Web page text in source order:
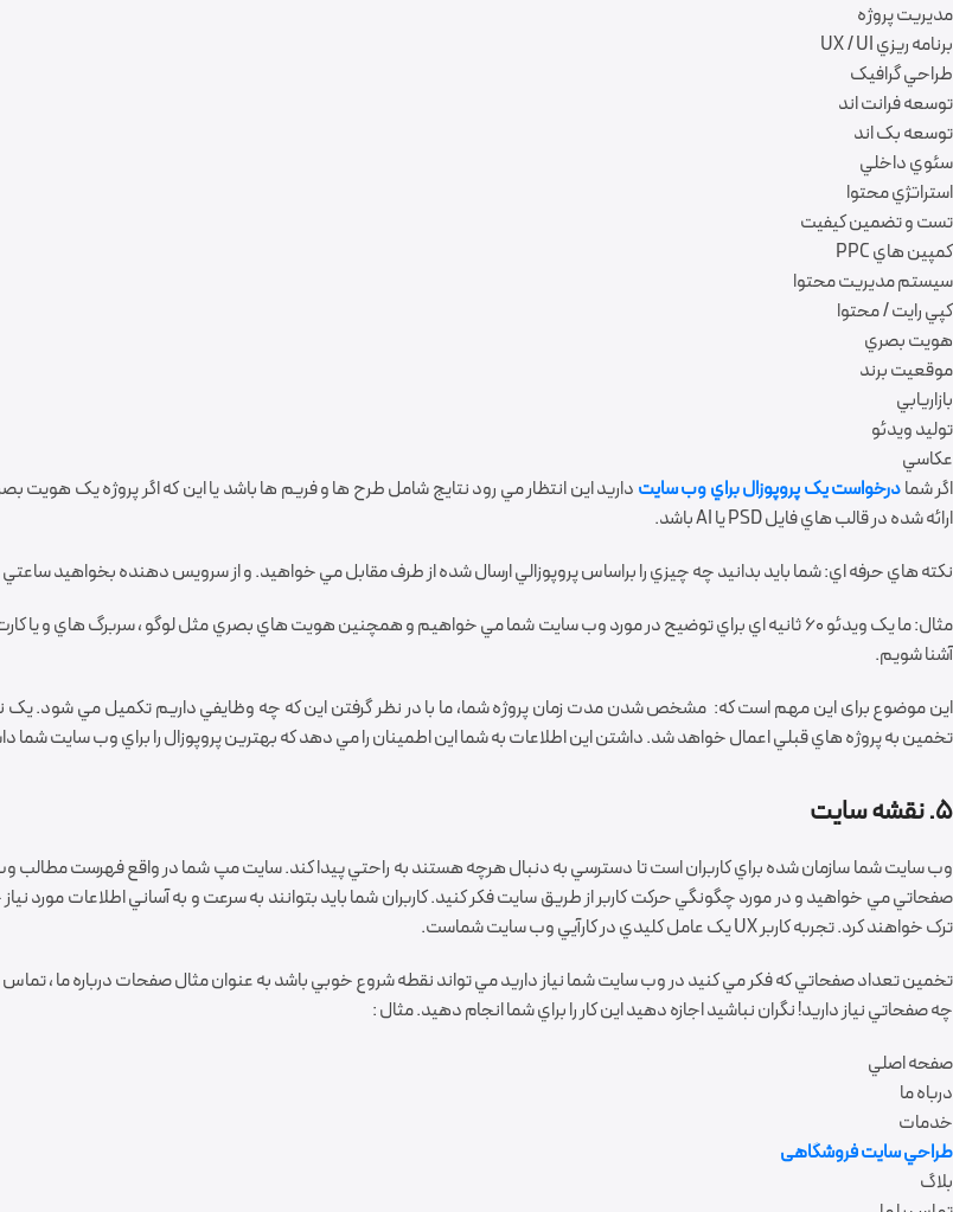
مديريت پروژه
برنامه ريزي UX / UI
طراحي گرافيک
توسعه فرانت اند
توسعه بک اند
سئوي داخلي
استراتژي محتوا
تست و تضمين کيفيت
کمپين هاي PPC
سيستم مديريت محتوا
کپي رايت / محتوا
هويت بصري
موقعيت برند
بازاريابي
توليد ويدئو
عکاسي
اگر شمادرخواست يک پروپوزال براي وب سايت داريد اين انتظار مي رود نتايج شامل طرح ها و فريم ها باشد يا اين که اگر پروژه يک هويت
ارائه شده در قالب هاي فايل PSD يا AI باشد.
نکته هاي حرفه اي: شما بايد بدانيد چه چيزي را براساس پروپوزالي ارسال شده از طرف مقابل مي خواهيد. و از سرويس دهنده بخواهيد
مثال: ما يک ويدئو 60 ثانيه اي براي توضيح در مورد وب سايت شما مي خواهيم و همچنين هويت هاي بصري مثل لوگو ، سربرگ هاي و يا
آشنا شويم.
اين موضوع برای این مهم است که: مشخص شدن مدت زمان پروژه شما، ما با در نظر گرفتن اين که چه وظايفي داريم تکميل مي شود. يک
تخمين به پروژه هاي قبلي اعمال خواهد شد. داشتن اين اطلاعات به شما اين اطمينان را مي دهد که بهترين پروپوزال را براي وب سايت شما
5. نقشه سايت
وب سايت شما سازمان شده براي کاربران است تا دسترسي به دنبال هرچه هستند به راحتي پيدا کند. سايت مپ شما در واقع فهرست
صفحاتي مي خواهيد و در مورد چگونگي حرکت کاربر از طريق سايت فکر کنيد. کاربران شما بايد بتوانند به سرعت و به آساني اطلاعات مورد نياز
ترک خواهند کرد. تجربه کاربر UX يک عامل کليدي در کارآيي وب سايت شماست.
تخمين تعداد صفحاتي که فکر مي کنيد در وب سايت شما نياز داريد مي تواند نقطه شروع خوبي باشد به عنوان مثال صفحات درباره ما ،
چه صفحاتي نياز داريد! نگران نباشيد اجازه دهيد اين کار را براي شما انجام دهيد. مثال :
صفحه اصلي
درباه ما
خدمات
طراحي سايت فروشگاهی
بلاگ